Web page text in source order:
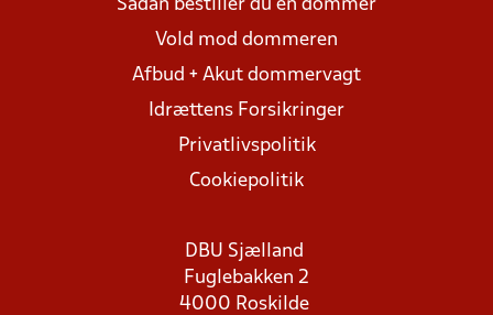
Sådan bestiller du en dommer
Vold mod dommeren
Afbud + Akut dommervagt
Idrættens Forsikringer
Privatlivspolitik
Cookiepolitik
DBU Sjælland
Fuglebakken 2
4000 Roskilde